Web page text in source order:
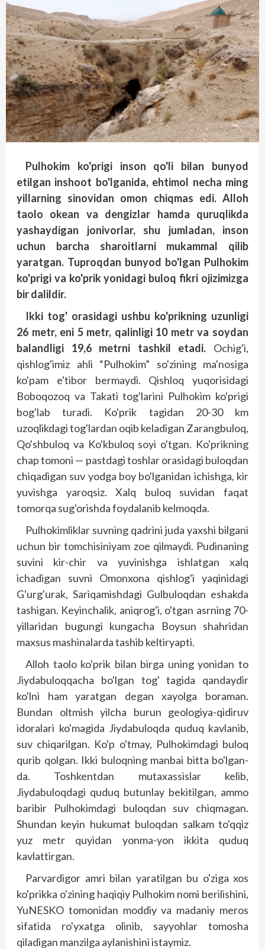
Pulhokim ko'prigi inson qo'li bilan bunyod
etilgan inshoot bo'lganida, ehtimol necha ming
yillarning sinovidan omon chiqmas edi. Alloh
taolo okean va dengizlar hamda quruqlikda
yashaydigan jonivorlar, shu jumladan, inson
uchun barcha sharoitlarni mukammal qilib
yaratgan. Tuproqdan bunyod bo'lgan Pulhokim
ko'prigi va ko'prik yonidagi buloq fikri ojizimizga
bir dalildir.
Ikki tog' orasidagi ushbu ko'prikning uzunligi
26 metr, eni 5 metr, qalinligi 10 metr va soydan
balandligi 19,6 metrni tashkil etadi. Ochig'i,
qishlog'imiz ahli “Pulhokim” so'zining ma'nosiga
ko'pam e'tibor bermaydi. Qishloq yuqorisidagi
Boboqozoq va Takati tog'larini Pulhokim ko'prigi
bog'lab turadi. Ko'prik tagidan 20-30 km
uzoqlikdagi tog'lardan oqib keladigan Zarangbuloq,
Qo'shbuloq va Ko'kbuloq soyi o'tgan. Ko'prikning
chap tomoni — pastdagi toshlar orasidagi buloqdan
chiqadigan suv yodga boy bo'lganidan ichishga, kir
yuvishga yaroqsiz. Xalq buloq suvidan faqat
tomorqa sug'orishda foydalanib kelmoqda.
Pulhokimliklar suvning qadrini juda yaxshi bilgani
uchun bir tomchisiniyam zoe qilmaydi. Pudinaning
suvini kir-chir va yuvinishga ishlatgan xalq
ichadigan suvni Omonxona qishlog'i yaqinidagi
G'urg'urak, Sariqamishdagi Gulbuloqdan eshakda
tashigan. Keyinchalik, aniqrog'i, o'tgan asrning 70-
yillaridan bugungi kungacha Boysun shahridan
maxsus mashinalarda tashib keltiryapti.
Alloh taolo ko'prik bilan birga uning yonidan to
Jiydabuloqqacha bo'lgan tog' tagida qandaydir
ko'lni ham yaratgan degan xayolga boraman.
Bundan oltmish yilcha burun geologiya-qidiruv
idoralari ko'magida Jiydabuloqda quduq kavlanib,
suv chiqarilgan. Ko'p o'tmay, Pulhokimdagi buloq
qurib qolgan. Ikki buloqning manbai bitta bo'lgan-
da. Toshkentdan mutaxassislar kelib,
Jiydabuloqdagi quduq butunlay bekitilgan, ammo
baribir Pulhokimdagi buloqdan suv chiqmagan.
Shundan keyin hukumat buloqdan salkam to'qqiz
yuz metr quyidan yonma-yon ikkita quduq
kavlattirgan.
Parvardigor amri bilan yaratilgan bu o'ziga xos
ko'prikka o'zining haqiqiy Pulhokim nomi berilishini,
YuNESKO tomonidan moddiy va madaniy meros
sifatida ro'yxatga olinib, sayyohlar tomosha
qiladigan manzilga aylanishini istaymiz.